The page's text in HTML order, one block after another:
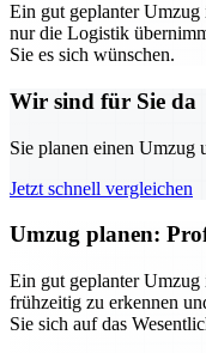
Ein gut geplanter Umzug
nur die Logistik
Sie es sich wünschen.
Wir sind für Sie da
Sie planen einen Umzug
Jetzt schnell vergleichen
Umzug planen:
Ein gut geplanter Umzug
frühzeitig zu erkennen
Sie sich auf das